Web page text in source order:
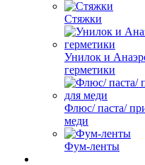
Стяжки
Унилок и
герметики
Флюс/ паста/
меди
Фум-ленты